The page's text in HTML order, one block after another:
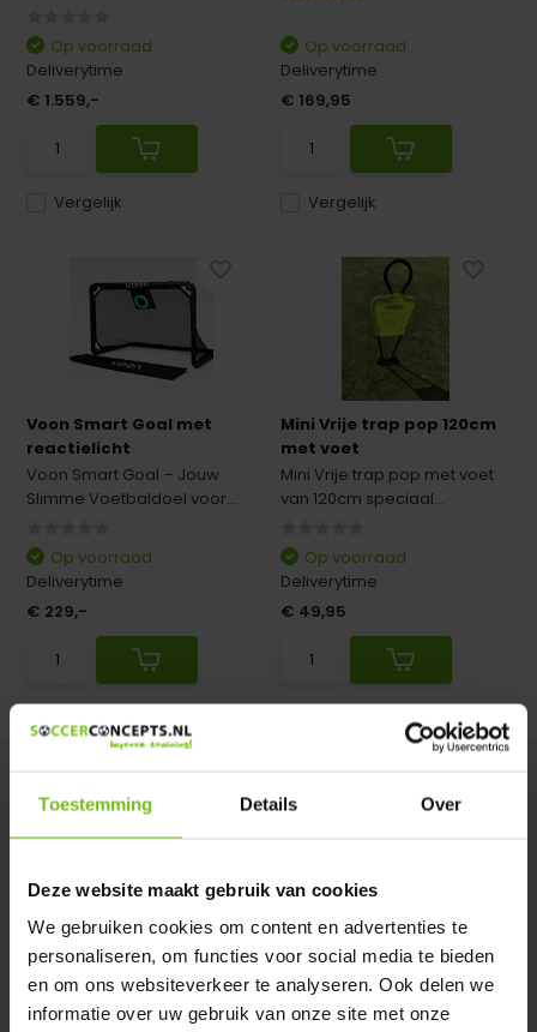
Toestemming Details Over
Deze website maakt gebruik van cookies
We gebruiken cookies om content en advertenties te
personaliseren, om functies voor social media te bieden
en om ons websiteverkeer te analyseren. Ook delen we
informatie over uw gebruik van onze site met onze
Vergelijk
Op voorraad
Deliverytime
€ 1.559,-
Vergelijk
Op voorraad
Deliverytime
€ 169,95
Voon Smart Goal met
reactielicht
Voon Smart Goal – Jouw
Slimme Voetbaldoel voor...
Op voorraad
Deliverytime
€ 229,-
Mini Vrije trap pop 120cm
met voet
Mini Vrije trap pop met voet
van 120cm speciaal...
Op voorraad
Deliverytime
€ 49,95
Trainingsdoel 150cm
x75cm aluminium
Trainingsdoel 150cm x75cm
aluminium
Voetbalgoal 120cm x
80cm staal met zwart...
Voetbalgoal 120cm x 80cm
staal met zwart net